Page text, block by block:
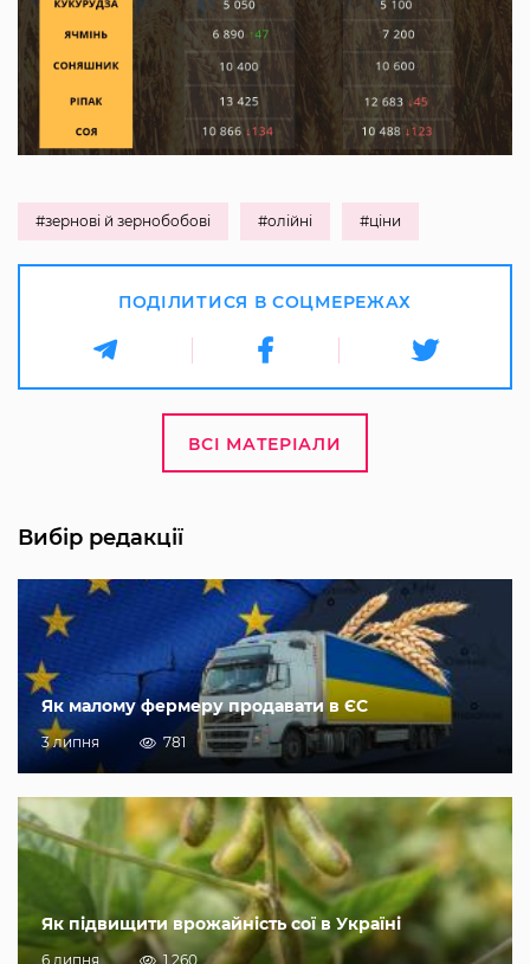
#зернові й зернобобові #олійні #ціни
ПОДІЛИТИСЯ В СОЦМЕРЕЖАХ
ВСІ МАТЕРІАЛИ
Вибір редакції
Як малому фермеру продавати в ЄС
3 липня 781
Як підвищити врожайність сої в Україні
6 липня 1 260